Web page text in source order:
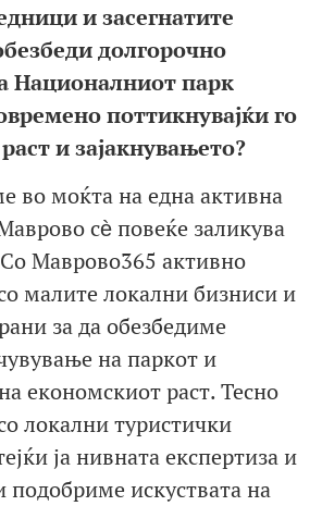
и засегнатите
долгорочно
Националниот парк
поттикнувајќи го
и зајакнувањето?
во моќта на една активна
сѐ повеќе заликува
Маврово365 активно
малите локални бизниси и
за да обезбедиме
на паркот и
економскиот раст. Тесно
локални туристички
ја нивната експертиза и
подобриме искуствата на